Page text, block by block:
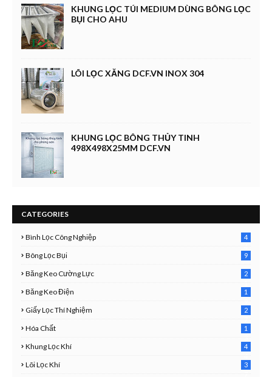
KHUNG LỌC TÚI MEDIUM DÙNG BÔNG LỌC
BỤI CHO AHU
LÕI LỌC XĂNG DCF.VN INOX 304
KHUNG LỌC BÔNG THỦY TINH
498X498X25MM DCF.VN
CATEGORIES
Bình Lọc Công Nghiệp
4
Bông Lọc Bụi 9
Băng Keo Cường Lực
2
Băng Keo Điện
1
Giấy Lọc Thí Nghiệm
2
Hóa Chất
1
Khung Lọc Khí
4
Lõi Lọc Khí
3